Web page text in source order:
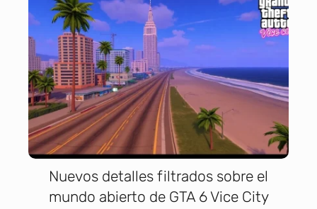
Nuevos detalles filtrados sobre el
mundo abierto de GTA 6 Vice City